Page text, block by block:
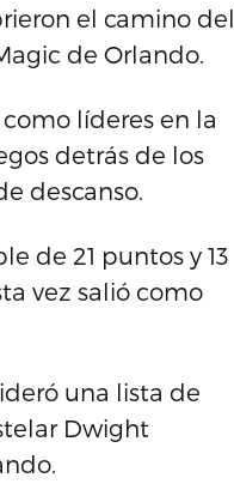
el camino del
de Orlando.
como líderes en la
detrás de los
descanso.
de 21 puntos y 13
vez salió como
una lista de
Dwight